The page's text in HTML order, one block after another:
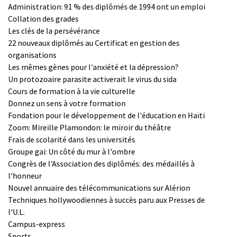
Administration: 91 % des diplômés de 1994 ont un emploi
Collation des grades
Les clés de la persévérance
22 nouveaux diplômés au Certificat en gestion des
organisations
Les mêmes gènes pour l'anxiété et la dépression?
Un protozoaire parasite activerait le virus du sida
Cours de formation à la vie culturelle
Donnez un sens à votre formation
Fondation pour le développement de l'éducation en Haïti
Zoom: Mireille Plamondon: le miroir du théâtre
Frais de scolarité dans les universités
Groupe gai: Un côté du mur à l'ombre
Congrès de l'Association des diplômés: des médaillés à
l'honneur
Nouvel annuaire des télécommunications sur Alérion
Techniques hollywoodiennes à succès paru aux Presses de
l'U.L.
Campus-express